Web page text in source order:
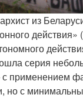
из
серия
применением
но с